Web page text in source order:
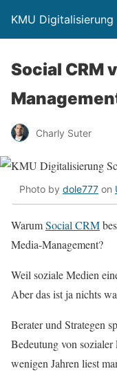
KMU Digitalisierung
Social CRM
Charly Suter
Photo by dole777 on
WarumSocial CRM
Media-Management?
Weil soziale Medien
Aber das ist ja nichts
Berater und Strategen
Bedeutung von
wenigen Jahren liest